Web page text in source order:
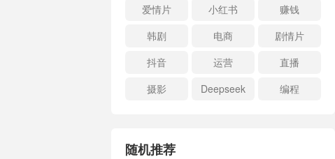
爱情片
小红书
赚钱
韩剧
电商
剧情片
抖音
运营
直播
摄影
Deepseek 编程
随机推荐